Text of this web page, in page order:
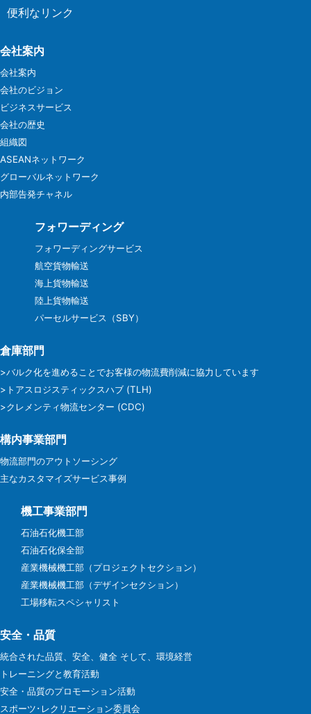
便利なリンク
会社案内
会社案内
会社のビジョン
ビジネスサービス
会社の歴史
組織図
ASEANネットワーク
グローバルネットワーク
内部告発チャネル
フォワーディング
フォワーディングサービス
航空貨物輸送
海上貨物輸送
陸上貨物輸送
パーセルサービス（SBY）
倉庫部門
>バルク化を進めることでお客様の物流費削減に協力しています
>トアスロジスティックスハブ (TLH)
>クレメンティ物流センター (CDC)
構内事業部門
物流部門のアウトソーシング
主なカスタマイズサービス事例
機工事業部門
石油石化機工部
石油石化保全部
産業機械機工部（プロジェクトセクション）
産業機械機工部（デザインセクション）
工場移転スペシャリスト
安全・品質
統合された品質、安全、健全 そして、環境経営
トレーニングと教育活動
安全・品質のプロモーション活動
スポーツ･レクリエーション委員会